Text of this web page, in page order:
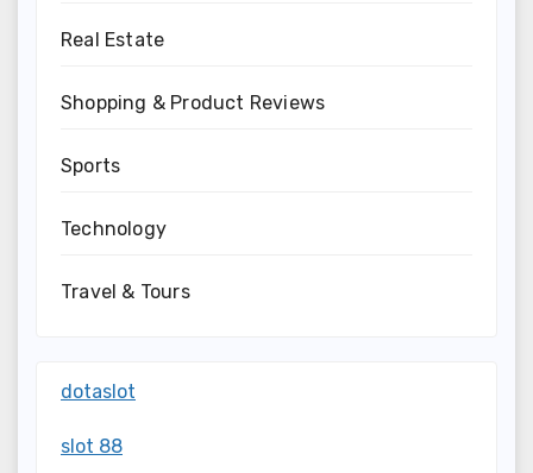
Real Estate
Shopping & Product Reviews
Sports
Technology
Travel & Tours
dotaslot
slot 88